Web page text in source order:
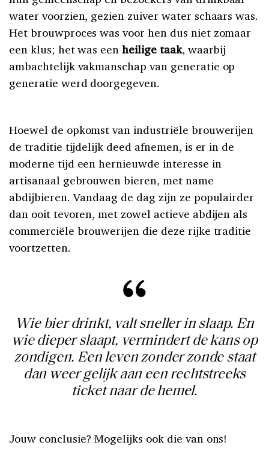
water voorzien, gezien zuiver water schaars was.
Het brouwproces was voor hen dus niet zomaar
een klus; het was eenheilige taak, waarbij
ambachtelijk vakmanschap van generatie op
generatie werd doorgegeven.
Hoewel de opkomst van industriële brouwerijen
de traditie tijdelijk deed afnemen, is er in de
moderne tijd een hernieuwde interesse in
artisanaal gebrouwen bieren, met name
abdijbieren. Vandaag de dag zijn ze populairder
dan ooit tevoren, met zowel actieve abdijen als
commerciële brouwerijen die deze rijke traditie
voortzetten.
Wie bier drinkt, valt sneller in slaap. En
wie dieper slaapt, vermindert de kans op
zondigen. Een leven zonder zonde staat
dan weer gelijk aan een rechtstreeks
ticket naar de hemel.
Jouw conclusie? Mogelijks ook die van ons!